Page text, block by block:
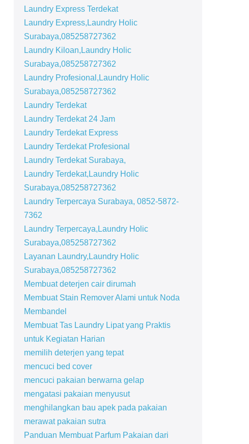
Laundry Express Terdekat
Laundry Express,Laundry Holic
Surabaya,085258727362
Laundry Kiloan,Laundry Holic
Surabaya,085258727362
Laundry Profesional,Laundry Holic
Surabaya,085258727362
Laundry Terdekat
Laundry Terdekat 24 Jam
Laundry Terdekat Express
Laundry Terdekat Profesional
Laundry Terdekat Surabaya,
Laundry Terdekat,Laundry Holic
Surabaya,085258727362
Laundry Terpercaya Surabaya, 0852-5872-
7362
Laundry Terpercaya,Laundry Holic
Surabaya,085258727362
Layanan Laundry,Laundry Holic
Surabaya,085258727362
Membuat deterjen cair dirumah
Membuat Stain Remover Alami untuk Noda
Membandel
Membuat Tas Laundry Lipat yang Praktis
untuk Kegiatan Harian
memilih deterjen yang tepat
mencuci bed cover
mencuci pakaian berwarna gelap
mengatasi pakaian menyusut
menghilangkan bau apek pada pakaian
merawat pakaian sutra
Panduan Membuat Parfum Pakaian dari